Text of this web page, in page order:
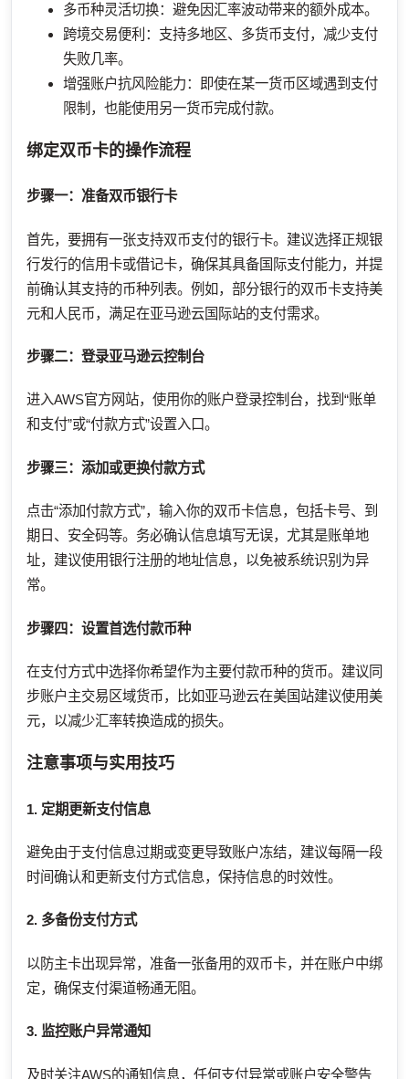
多币种灵活切换：避免因汇率波动带来的额外成本。
跨境交易便利：支持多地区、多货币支付，减少支付
失败几率。
增强账户抗风险能力：即使在某一货币区域遇到支付
限制，也能使用另一货币完成付款。
绑定双币卡的操作流程
步骤一：准备双币银行卡
首先，要拥有一张支持双币支付的银行卡。建议选择正规银
行发行的信用卡或借记卡，确保其具备国际支付能力，并提
前确认其支持的币种列表。例如，部分银行的双币卡支持美
元和人民币，满足在亚马逊云国际站的支付需求。
步骤二：登录亚马逊云控制台
进入AWS官方网站，使用你的账户登录控制台，找到“账单
和支付”或“付款方式”设置入口。
步骤三：添加或更换付款方式
点击“添加付款方式”，输入你的双币卡信息，包括卡号、到
期日、安全码等。务必确认信息填写无误，尤其是账单地
址，建议使用银行注册的地址信息，以免被系统识别为异
常。
步骤四：设置首选付款币种
在支付方式中选择你希望作为主要付款币种的货币。建议同
步账户主交易区域货币，比如亚马逊云在美国站建议使用美
元，以减少汇率转换造成的损失。
注意事项与实用技巧
1. 定期更新支付信息
避免由于支付信息过期或变更导致账户冻结，建议每隔一段
时间确认和更新支付方式信息，保持信息的时效性。
2. 多备份支付方式
以防主卡出现异常，准备一张备用的双币卡，并在账户中绑
定，确保支付渠道畅通无阻。
3. 监控账户异常通知
及时关注AWS的通知信息，任何支付异常或账户安全警告